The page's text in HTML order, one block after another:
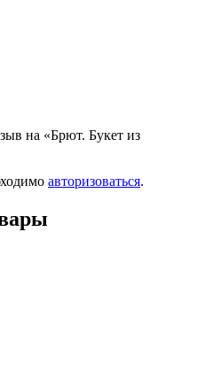
на «Брют. Букет из
авторизоваться.